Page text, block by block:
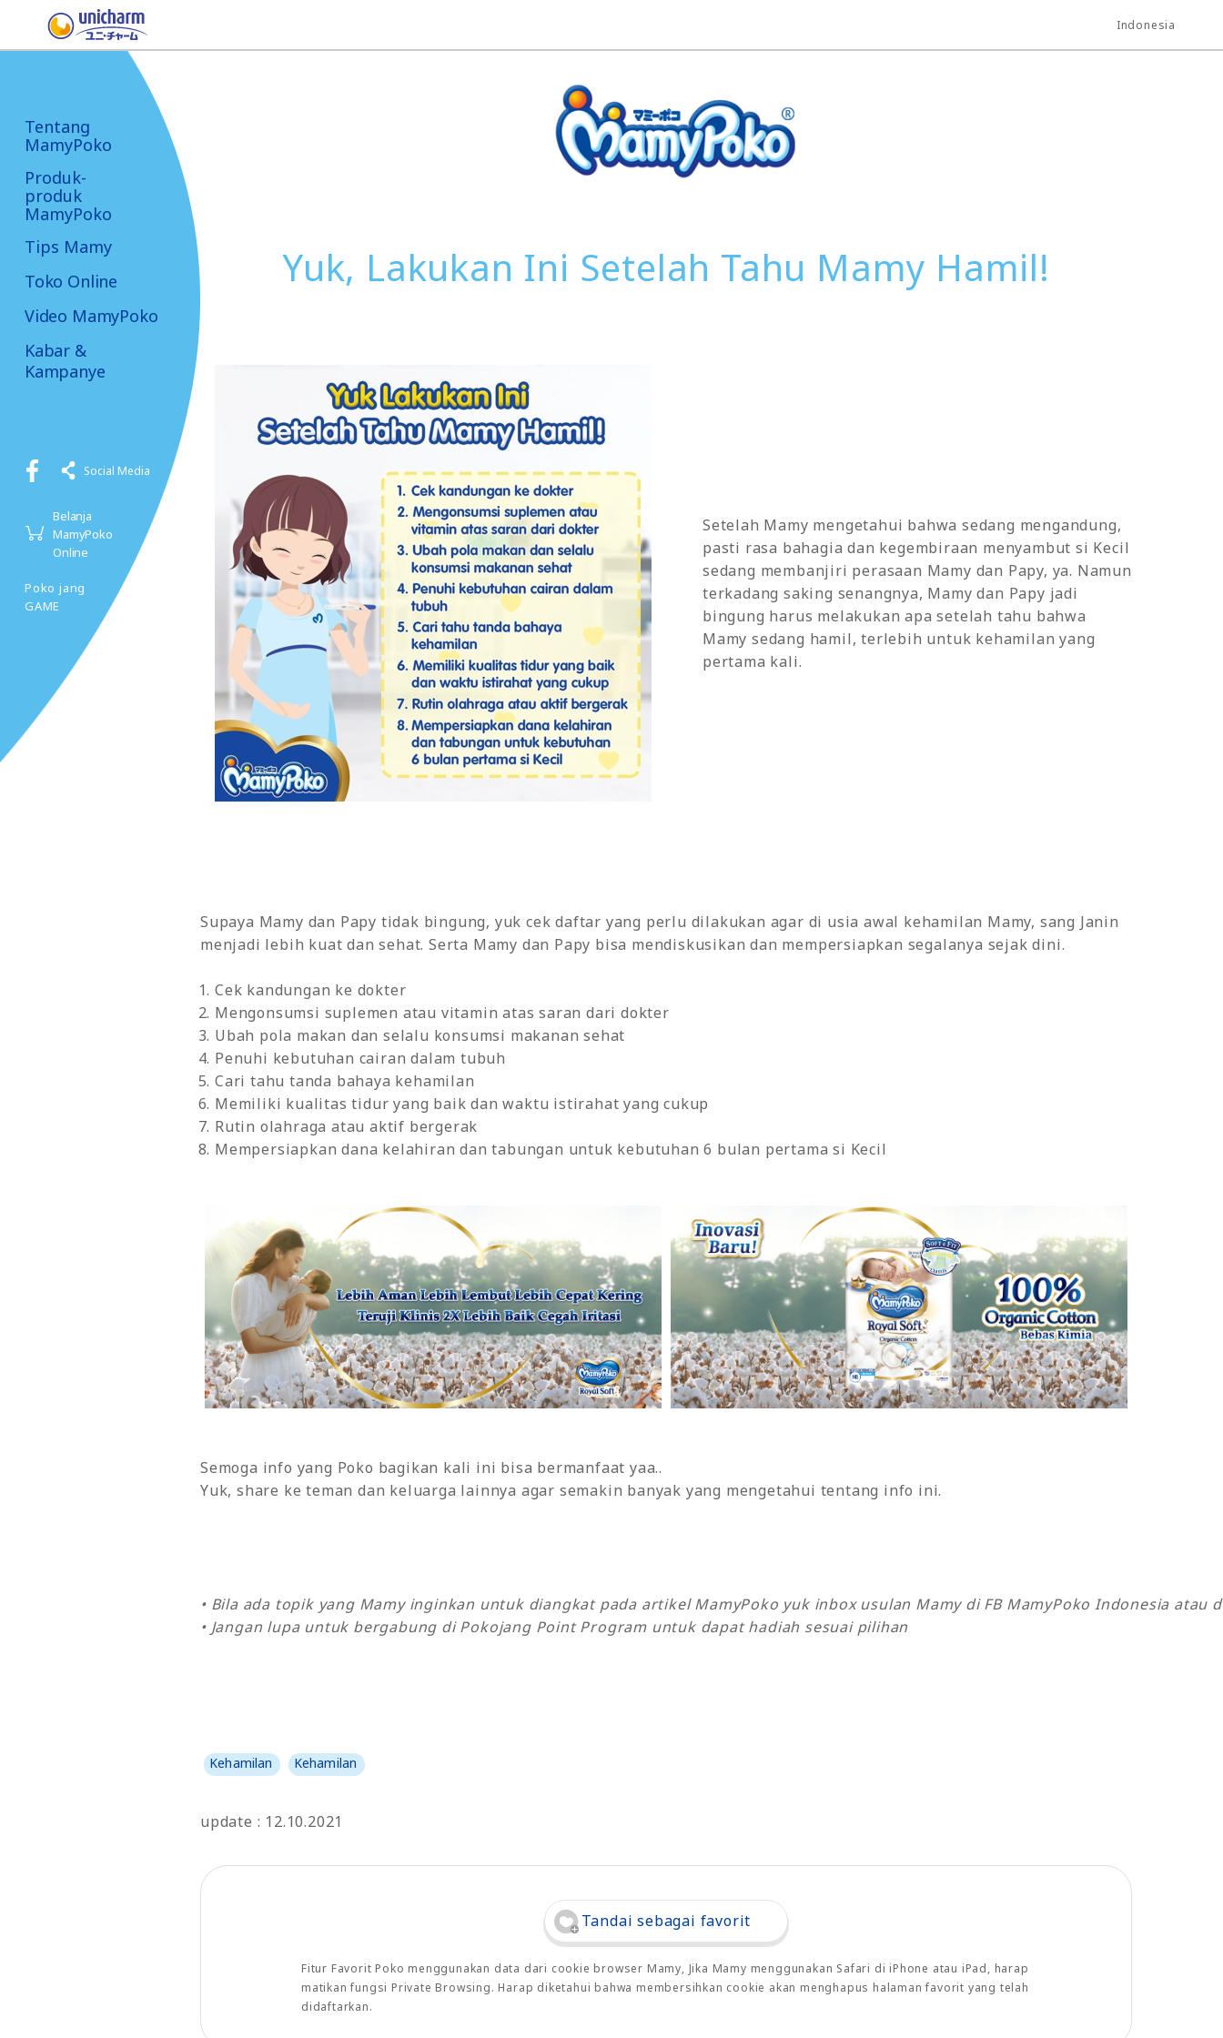
Indonesia
Tentang
MamyPoko
Produk-
produk
MamyPoko
Tips Mamy
Toko Online
Video MamyPoko
Kabar &
Kampanye
Social Media
Belanja
MamyPoko
Online
Poko jang
GAME
Yuk, Lakukan Ini Setelah Tahu Mamy Hamil!
Setelah Mamy mengetahui bahwa sedang mengandung,
pasti rasa bahagia dan kegembiraan menyambut si Kecil
sedang membanjiri perasaan Mamy dan Papy, ya. Namun
terkadang saking senangnya, Mamy dan Papy jadi
bingung harus melakukan apa setelah tahu bahwa
Mamy sedang hamil, terlebih untuk kehamilan yang
pertama kali.
Supaya Mamy dan Papy tidak bingung, yuk cek daftar yang perlu dilakukan agar di usia awal kehamilan Mamy, sang Janin
menjadi lebih kuat dan sehat. Serta Mamy dan Papy bisa mendiskusikan dan mempersiapkan segalanya sejak dini.
Cek kandungan ke dokter
Mengonsumsi suplemen atau vitamin atas saran dari dokter
Ubah pola makan dan selalu konsumsi makanan sehat
Penuhi kebutuhan cairan dalam tubuh
Cari tahu tanda bahaya kehamilan
Memiliki kualitas tidur yang baik dan waktu istirahat yang cukup
Rutin olahraga atau aktif bergerak
Mempersiapkan dana kelahiran dan tabungan untuk kebutuhan 6 bulan pertama si Kecil
Semoga info yang Poko bagikan kali ini bisa bermanfaat yaa..
Yuk, share ke teman dan keluarga lainnya agar semakin banyak yang mengetahui tentang info ini.
• Bila ada topik yang Mamy inginkan untuk diangkat pada artikel MamyPoko yuk inbox usulan Mamy di FB MamyPoko Indonesia atau
• Jangan lupa untuk bergabung di Pokojang Point Program untuk dapat hadiah sesuai pilihan
Kehamilan Kehamilan
update : 12.10.2021
Tandai sebagai favorit
Fitur Favorit Poko menggunakan data dari cookie browser Mamy, Jika Mamy menggunakan Safari di iPhone atau iPad, harap
matikan fungsi Private Browsing. Harap diketahui bahwa membersihkan cookie akan menghapus halaman favorit yang telah
didaftarkan.